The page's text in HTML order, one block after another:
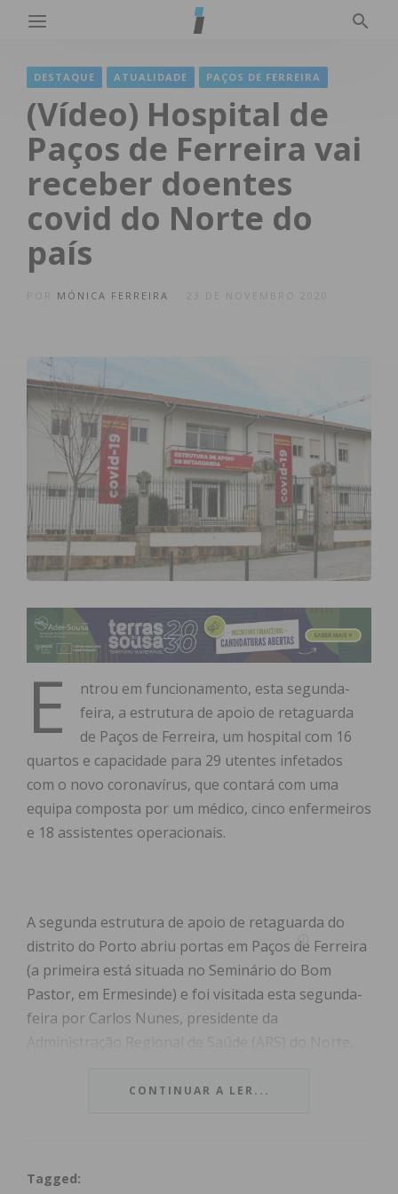
DESTAQUE ATUALIDADE PAÇOS DE FERREIRA
(Vídeo) Hospital de
Paços de Ferreira vai
receber doentes
covid do Norte do
país
MÓNICA FERREIRA
E
ntrou em funcionamento, esta segunda-
feira, a estrutura de apoio de retaguarda
de Paços de Ferreira, um hospital com 16
quartos e capacidade para 29 utentes infetados
com o novo coronavírus, que contará com uma
equipa composta por um médico, cinco enfermeiros
e 18 assistentes operacionais.
A segunda estrutura de apoio de retaguarda do
distrito do Porto abriu portas em Paços de Ferreira
(a primeira está situada no Seminário do Bom
Pastor, em Ermesinde) e foi visitada esta segunda-
feira por Carlos Nunes, presidente da
Comissão de Proteção Civil Distrital do Porto,
CONTINUAR A LER...
Tagged: